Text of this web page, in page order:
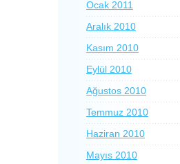
Ocak 2011
Aralık 2010
Kasım 2010
Eylül 2010
Ağustos 2010
Temmuz 2010
Haziran 2010
Mayıs 2010